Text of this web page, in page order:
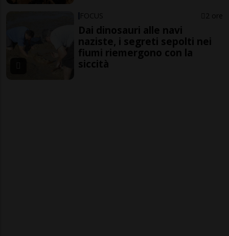
FOCUS 2 ore
Dai dinosauri alle navi
naziste, i segreti sepolti nei
fiumi riemergono con la
siccità